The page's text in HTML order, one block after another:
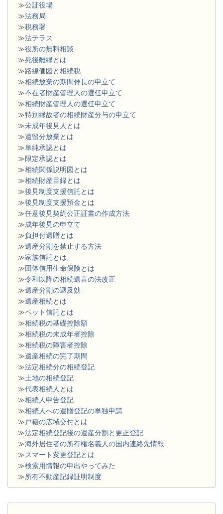
≫公証役場
≫法務局
≫税務署
≫法テラス
≫役所の無料相談
≫死後離縁とは
≫路線価図と相続税
≫相続放棄の期間伸長の申立て
≫不在者財産管理人の選任申立て
≫相続財産管理人の選任申立て
≫特別縁故者の相続財産分与の申立て
≫未成年後見人とは
≫遺留分放棄とは
≫単純承認とは
≫限定承認とは
≫相続関係説明図とは
≫相続財産目録とは
≫後見制度支援信託とは
≫後見制度支援預金とは
≫任意後見契約公正証書の作成方法
≫成年後見の申立て
≫負担付遺贈とは
≫遺産分割を禁止する方法
≫家族信託とは
≫団体信用生命保険とは
≫令和以降の相続遺言の法改正
≫遺産分割の遡及効
≫遺産相続とは
≫ペット信託とは
≫相続税の基礎控除額
≫相続税の未成年者控除
≫相続税の障害者控除
≫遺産相続の完了期間
≫法定相続分の相続登記
≫土地の相続登記
≫代表相続人とは
≫相続人申告登記
≫相続人への遺贈登記の単独申請
≫ 戸籍の広域交付とは
≫法定相続登記後の遺産分割と更正登記
≫海外居住者の所有権名義人の国内連絡先情報
≫スマート変更登記とは
≫検索用情報の申出やってみた
≫所有不動産記録証明制度